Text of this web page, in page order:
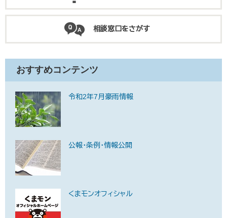
相談窓口をさがす
おすすめコンテンツ
令和2年7月豪雨情報
公報・条例・情報公開
くまモンオフィシャル